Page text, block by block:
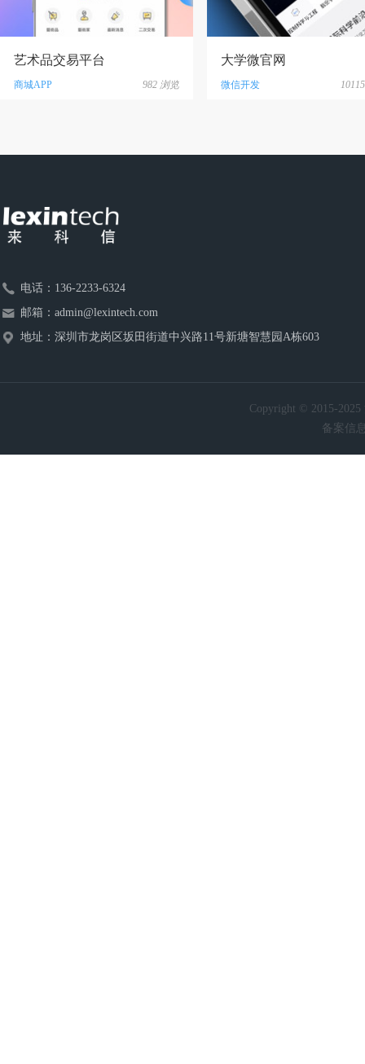
艺术品交易平台
商城APP 982 浏览
大学微官网
微信开发 10115
电话： 136-2233-6324
邮箱： admin@lexintech.com
地址： 深圳市龙岗区坂田街道中兴路11号新塘智慧园A栋603
Copyright © 2015-
备案信